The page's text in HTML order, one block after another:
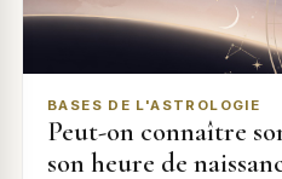
BASES DE L'ASTROLOGIE
Peut-on connaître
son heure de